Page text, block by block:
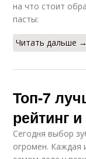
на что стоит
пасты:
Читать дальше →
Топ-7
рейтинг
Сегодня выбор
огромен. Каждая